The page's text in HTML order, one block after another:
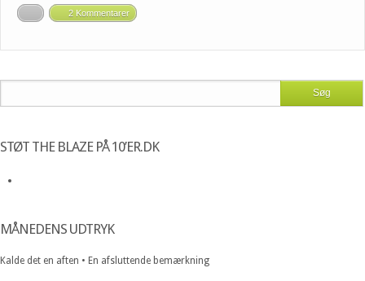
2 Kommentarer
STØT THE BLAZE PÅ 10’ER.DK
MÅNEDENS UDTRYK
Kalde det en aften • En afsluttende bemærkning